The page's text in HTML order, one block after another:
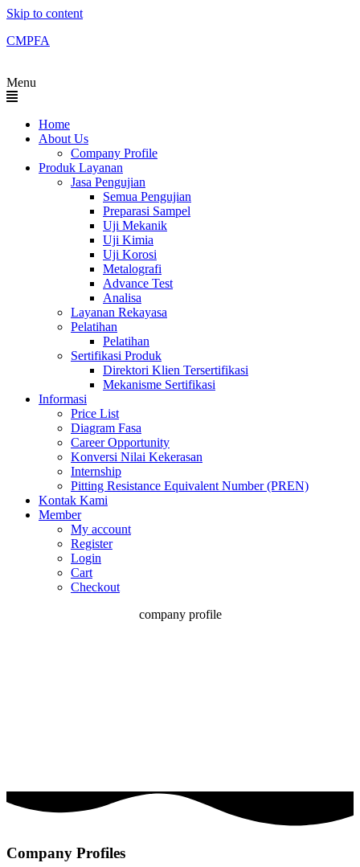
Skip to content
CMPFA
Menu
Home
About Us
Company Profile
Produk Layanan
Jasa Pengujian
Semua Pengujian
Preparasi Sampel
Uji Mekanik
Uji Kimia
Uji Korosi
Metalografi
Advance Test
Analisa
Layanan Rekayasa
Pelatihan
Pelatihan
Sertifikasi Produk
Direktori Klien Tersertifikasi
Mekanisme Sertifikasi
Informasi
Price List
Diagram Fasa
Career Opportunity
Konversi Nilai Kekerasan
Internship
Pitting Resistance Equivalent Number (PREN)
Kontak Kami
Member
My account
Register
Login
Cart
Checkout
company profile
Company Profiles